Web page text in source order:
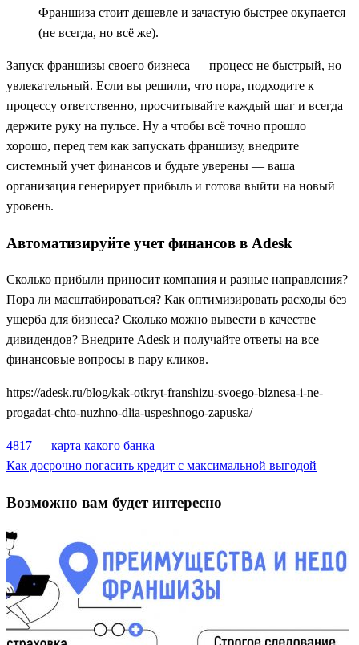
Франшиза стоит дешевле и зачастую быстрее окупается
(не всегда, но всё же).
Запуск франшизы своего бизнеса — процесс не быстрый, но
увлекательный. Если вы решили, что пора, подходите к
процессу ответственно, просчитывайте каждый шаг и всегда
держите руку на пульсе. Ну а чтобы всё точно прошло
хорошо, перед тем как запускать франшизу, внедрите
системный учет финансов и будьте уверены — ваша
организация генерирует прибыль и готова выйти на новый
уровень.
Автоматизируйте учет финансов в Adesk
Сколько прибыли приносит компания и разные направления?
Пора ли масштабироваться? Как оптимизировать расходы без
ущерба для бизнеса? Сколько можно вывести в качестве
дивидендов? Внедрите Adesk и получайте ответы на все
финансовые вопросы в пару кликов.
https://adesk.ru/blog/kak-otkryt-franshizu-svoego-biznesa-i-ne-
progadat-chto-nuzhno-dlia-uspeshnogo-zapuska/
Навигация
записям
Previous
Post
4817 — карта какого банка
Next
Как досрочно погасить кредит с максимальной выгодой
Возможно вам будет интересно